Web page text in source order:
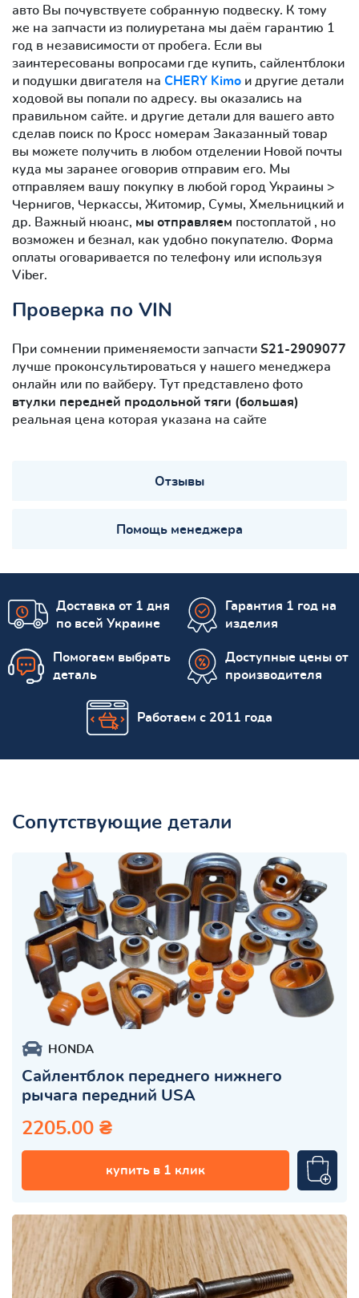
авто Вы почувствуете собранную подвеску. К тому
же на запчасти из полиуретана мы даём гарантию 1
год в независимости от пробега. Если вы
заинтересованы вопросами где купить, сайлентблоки
и подушки двигателя на CHERY Kimo и другие детали
ходовой вы попали по адресу. вы оказались на
правильном сайте. и другие детали для вашего авто
сделав поиск по Кросс номерам Заказанный товар
вы можете получить в любом отделении Новой почты
куда мы заранее оговорив отправим его. Мы
отправляем вашу покупку в любой город Украины >
Чернигов, Черкассы, Житомир, Сумы, Хмельницкий и
др. Важный нюанс, мы отправляем постоплатой , но
возможен и безнал, как удобно покупателю. Форма
оплаты оговаривается по телефону или используя
Viber.
Проверка по VIN
При сомнении применяемости запчасти S21-2909077
лучше проконсультироваться у нашего менеджера
онлайн или по вайберу. Тут представлено фото
втулки передней продольной тяги (большая)
реальная цена которая указана на сайте
Отзывы
Помощь менеджера
Доставка от 1 дня
по всей Украине
Гарантия 1 год на
изделия
Помогаем выбрать
деталь
Доступные цены от
производителя
Работаем с 2011 года
Сопутствующие детали
HONDA
Сайлентблок переднего нижнего
рычага передний USA
2205.00 ₴
купить в 1 клик